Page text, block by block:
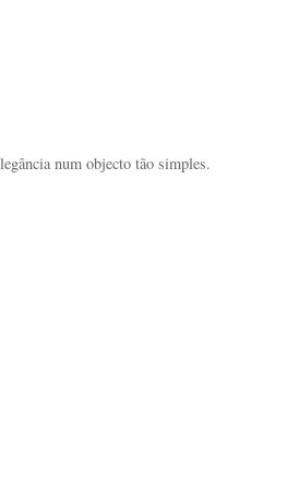
num objecto tão simples.